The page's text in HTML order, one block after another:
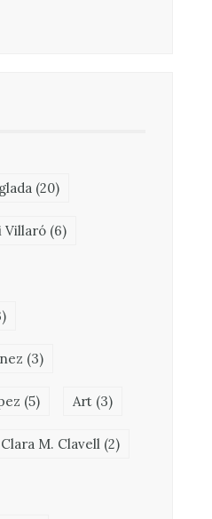
(20)
Villaró (6)
(3)
(5) Art (3)
Clara M. Clavell (2)